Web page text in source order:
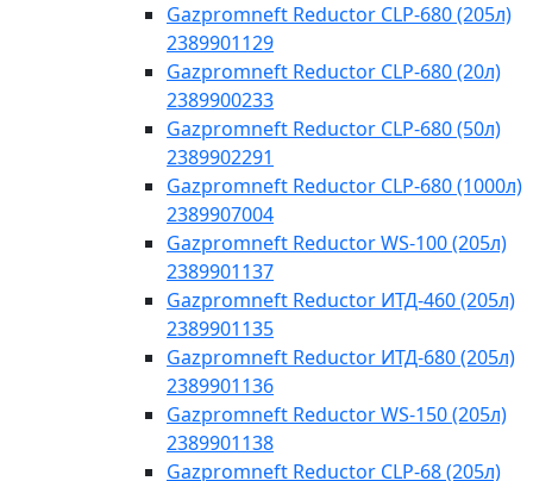
Gazpromneft Reductor CLP-680 (205л)
2389901129
Gazpromneft Reductor CLP-680 (20л)
2389900233
Gazpromneft Reductor CLP-680 (50л)
2389902291
Gazpromneft Reductor CLP-680 (1000л)
2389907004
Gazpromneft Reductor WS-100 (205л)
2389901137
Gazpromneft Reductor ИТД-460 (205л)
2389901135
Gazpromneft Reductor ИТД-680 (205л)
2389901136
Gazpromneft Reductor WS-150 (205л)
2389901138
Gazpromneft Reductor CLP-68 (205л)